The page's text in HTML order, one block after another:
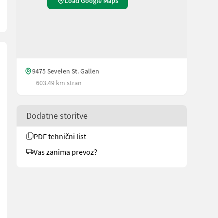
9475 Sevelen St. Gallen
603.49 km stran
Dodatne storitve
PDF tehnični list
Vas zanima prevoz?